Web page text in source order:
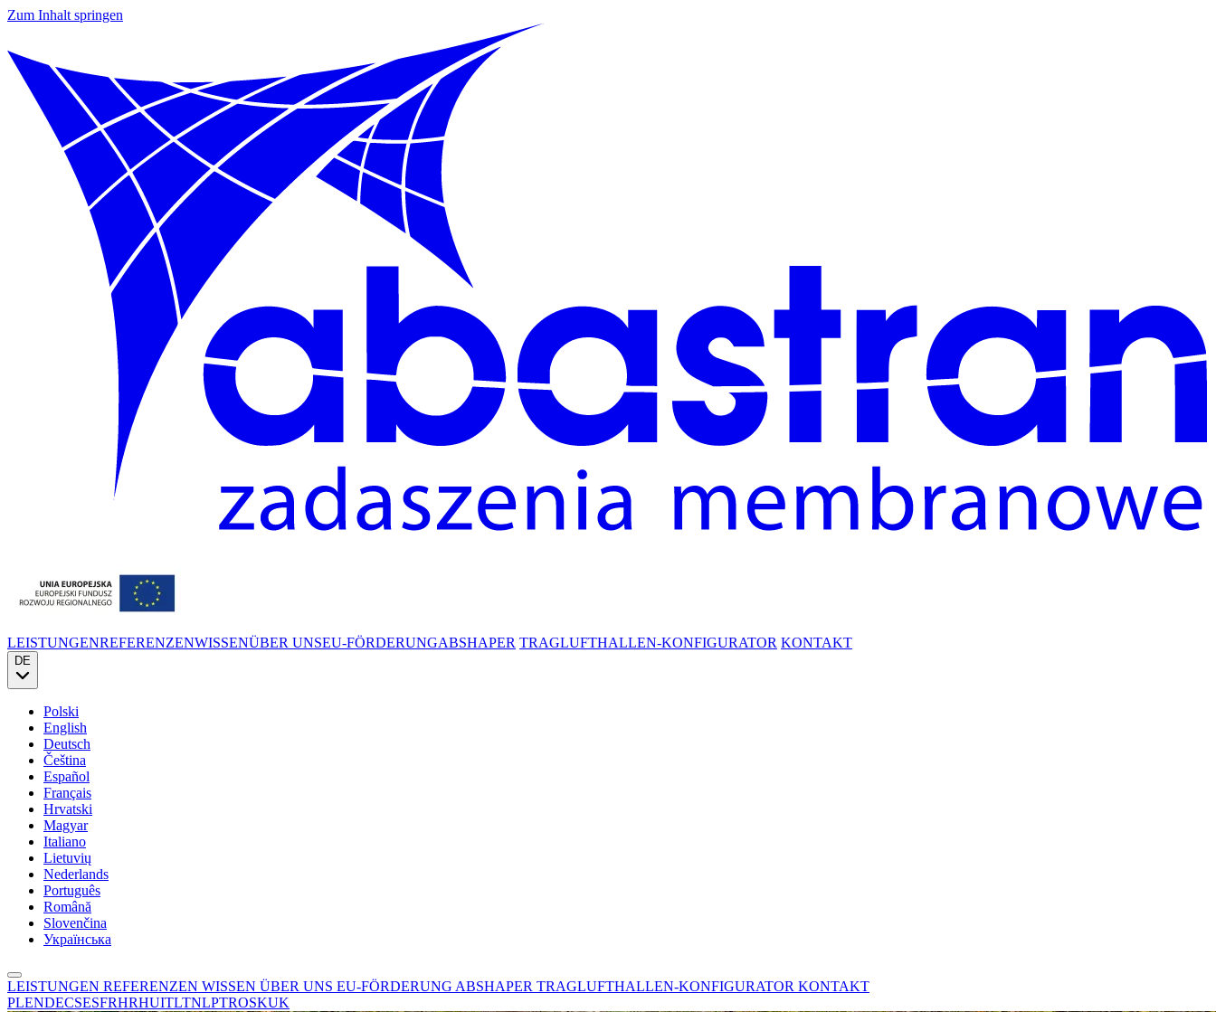
Zum Inhalt springen
LEISTUNGENREFERENZENWISSENÜBER UNSEU-FÖRDERUNGABSHAPER TRAGLUFTHALLEN-KONFIGURATOR KONTAKT
DE
Polski
English
Deutsch
Čeština
Español
Français
Hrvatski
Magyar
Italiano
Lietuvių
Nederlands
Português
Română
Slovenčina
Українська
LEISTUNGEN REFERENZEN WISSEN ÜBER UNS EU-FÖRDERUNG ABSHAPER TRAGLUFTHALLEN-KONFIGURATOR KONTAKT
PLENDECSESFRHRHUITLTNLPTROSKUK